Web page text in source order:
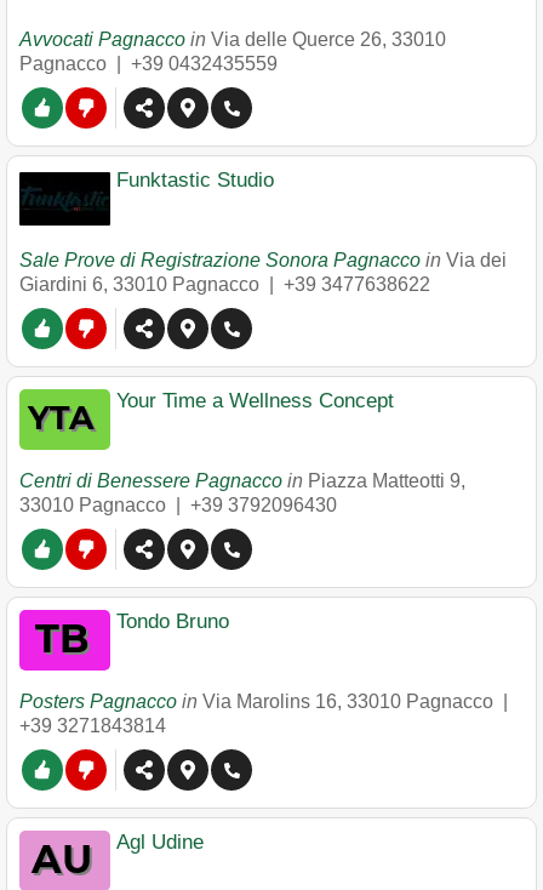
Avvocati Pagnacco in Via delle Querce 26, 33010
Pagnacco
+39 0432435559
Funktastic Studio
Sale Prove di Registrazione Sonora Pagnacco in Via dei
Giardini 6, 33010 Pagnacco +39 3477638622
Your Time a Wellness Concept
Centri di Benessere Pagnacco in Piazza Matteotti 9,
33010 Pagnacco +39 3792096430
Tondo Bruno
Posters Pagnacco in Via Marolins 16, 33010 Pagnacco
+39 3271843814
Agl Udine